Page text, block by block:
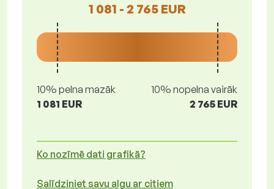
1 081 - 2 765 EUR
10% pelna mazāk
1 081 EUR
10% nopelna vairāk
2 765 EUR
Ko nozīmē dati grafikā?
Salīdziniet savu algu ar citiem